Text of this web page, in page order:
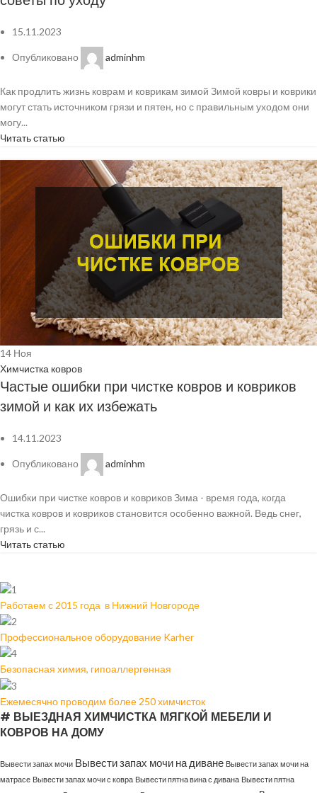
15.11.2023
Опубликовано adminhm
Как продлить жизнь коврам и коврикам зимой Зимой ковры и коврики
могут стать источником грязи и пятен, но с правильным уходом они
могу...
Читать статью
14 Ноя
Химчистка ковров
Частые ошибки при чистке ковров и ковриков
зимой и как их избежать
14.11.2023
Опубликовано adminhm
Ошибки при чистке ковров и ковриков Зима - время года, когда
чистка ковров и ковриков становится особенно важной. Ведь снег,
грязь и с...
Читать статью
Работаем с 2015 года в Нижний Новгороде
Профессиональное оборудование Karher
Безопасная химия, гипоаллергенная
Ежемесячно проводим более 250 химчисток
# ВЫЕЗДНАЯ ХИМЧИСТКА МЯГКОЙ МЕБЕЛИ И
КОВРОВ НА ДОМУ
Вывести запах мочи Вывести запах мочи на диване Вывести запах мочи на
матрасе Вывести запах мочи с ковра Вывести пятна вина с дивана Вывести пятна